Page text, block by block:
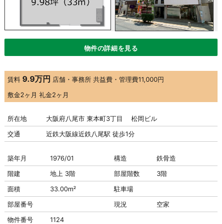
物件の詳細を見る
賃料 9.9万円 店舗・事務所 共益費・管理費11,000円
敷金2ヶ月 礼金2ヶ月
所在地
大阪府八尾市 東本町3丁目 松岡ビル
交通
近鉄大阪線近鉄八尾駅 徒歩1分
築年月 1976/01 構造
鉄骨造
階建
地上 3階 部屋階数
3階
面積
33.00m²
駐車場
部屋番号
現況
空家
物件番号
1124